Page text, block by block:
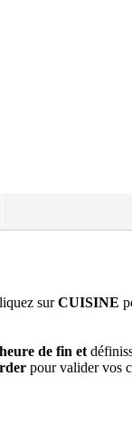
surCUISINE
de fin et
pour valider vos